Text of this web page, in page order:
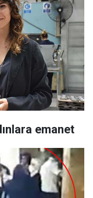
emanet